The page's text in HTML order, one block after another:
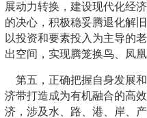
展动力转换，建设现代化经
的决心，积极稳妥腾退化解
以投资和要素投入为主导的
出空间，实现腾笼换鸟、凤凰
第五，正确把握自身发展
济带打造成为有机融合的高
济，涉及水、路、港、岸、